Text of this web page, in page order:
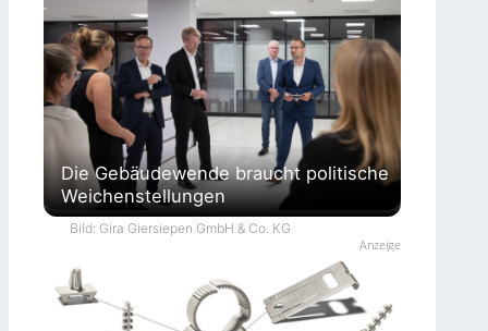
Die Gebäudewende braucht politische
Weichenstellungen
Bild: Gira Giersiepen GmbH & Co. KG
Anzeige